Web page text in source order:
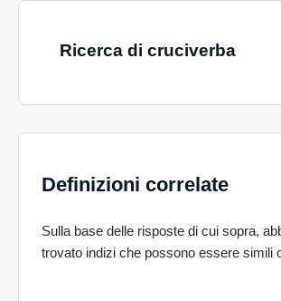
Ricerca di cruciverba
Definizioni correlate
Sulla base delle risposte di cui sopra,
trovato indizi che possono essere simili